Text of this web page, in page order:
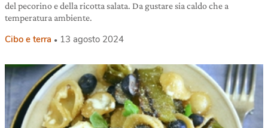
del pecorino e della ricotta salata. Da gustare sia caldo che a
temperatura ambiente.
Cibo e terra 13 agosto 2024